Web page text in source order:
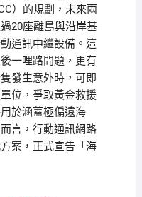
）的規劃，未來兩
20座離島與沿岸基
通訊中繼設備。這
一哩路問題，更有
發生意外時，可即
位，爭取黃金救援
於涵蓋極偏遠海
言，行動通訊網路
案，正式宣告「海